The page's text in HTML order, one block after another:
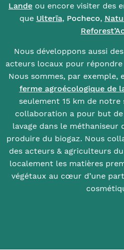
Lande ou encore visiter des
que Ulterïa, Pocheco,
Nous développons aussi
acteurs locaux pour
Nous sommes, par exemple,
ferme agroécologique de
seulement 15 km de notre
collaboration a pour but
lavage dans le méthaniseur
produire du biogaz. Nous
des acteurs & agriculteurs
localement les matières
végétaux au cœur d’une